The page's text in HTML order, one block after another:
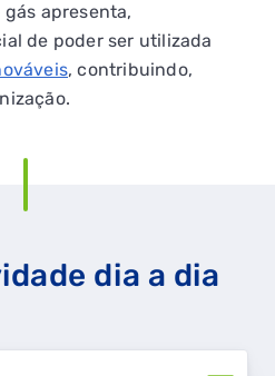
apresenta,
de poder ser utilizada
, contribuindo,
dia a dia